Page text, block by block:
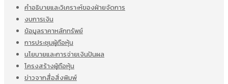
คำอธิบายและวิเคราะห์ของฝ่ายจัดการ
งบการเงิน
ข้อมูลราคาหลักทรัพย์
การประชุมผู้ถือหุ้น
นโยบายและการจ่ายเงินปันผล
โครงสร้างผู้ถือหุ้น
ข่าวจากสื่อสิ่งพิมพ์